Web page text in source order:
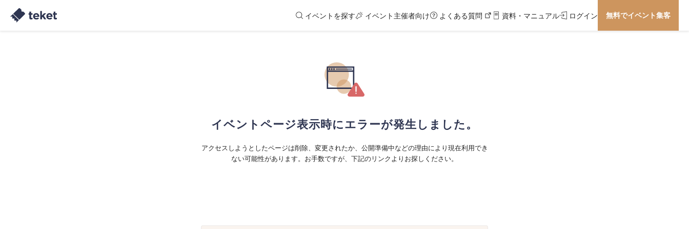
イベントを探す イベント主催者向け よくある質問 資料・マニュアル ログイン 無料でイベント集客
イベントページ表示時にエラーが発生しました。
アクセスしようとしたページは削除、変更されたか、公開準備中などの理由により現在利用でき
ない可能性があります。お手数ですが、下記のリンクよりお探しください。